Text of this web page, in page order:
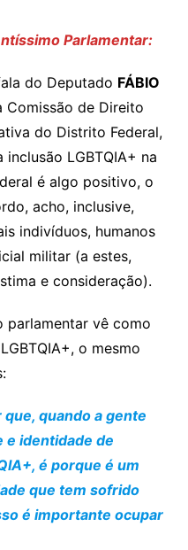
Parlamentar:
do Deputado FÁBIO
Comissão de Direito
do Distrito Federal,
LGBTQIA+ na
é algo positivo, o
acho, inclusive,
indivíduos, humanos
militar (a estes,
e consideração).
vê como
o mesmo
quando a gente
e identidade de
é porque é um
que tem sofrido
é importante ocupar